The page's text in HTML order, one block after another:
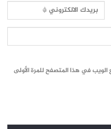
في هذا المتصفح للمرة الأولى